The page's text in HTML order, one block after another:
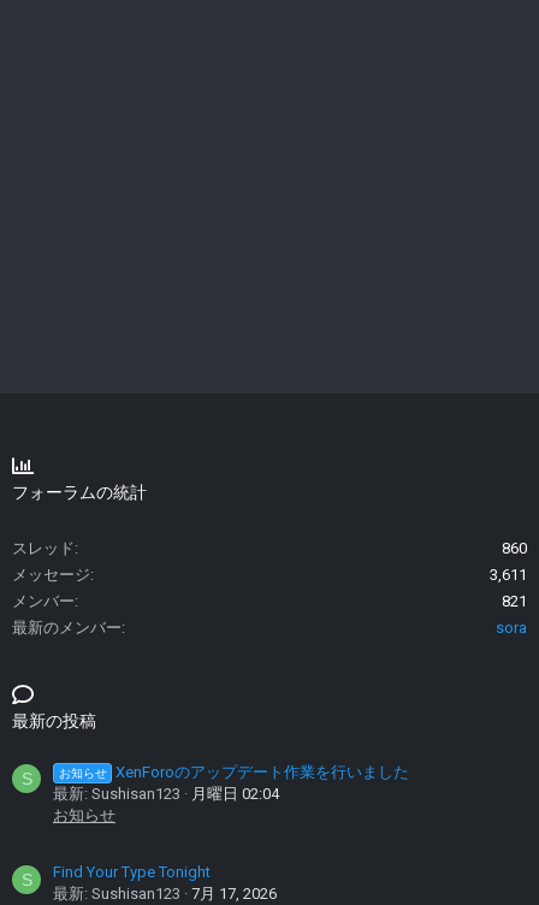
フォーラムの統計
スレッド
860
メッセージ
3,611
メンバー
821
最新のメンバー
sora
最新の投稿
S お知らせ XenForoのアップデート作業を行いました
最新: Sushisan123
月曜日 02:04
お知らせ
S
Find Your Type Tonight
最新: Sushisan123
7月 17, 2026